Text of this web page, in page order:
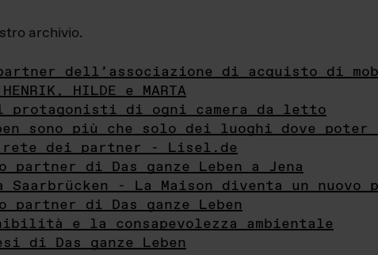
archivio.
dell’associazione di acquisto di
HILDE e MARTA
i protagonisti di ogni camera da letto
sono più che solo dei luoghi dove poter
rete dei partner - Lisel.de
di Das ganze Leben a Jena
Saarbrücken - La Maison diventa un nuovo
di Das ganze Leben
e la consapevolezza ambientale
di Das ganze Leben